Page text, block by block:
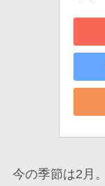
今の季節は2月。